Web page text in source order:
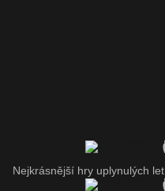
Nejkrásnější hry uplynulých let